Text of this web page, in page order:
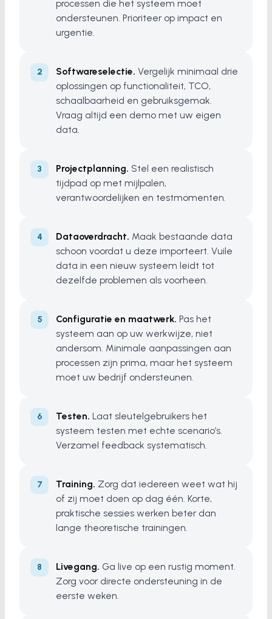
processen die het systeem moet
ondersteunen. Prioriteer op impact en
urgentie.
Softwareselectie. Vergelijk minimaal drie
oplossingen op functionaliteit, TCO,
schaalbaarheid en gebruiksgemak.
Vraag altijd een demo met uw eigen
data.
Projectplanning. Stel een realistisch
tijdpad op met mijlpalen,
verantwoordelijken en testmomenten.
Dataoverdracht. Maak bestaande data
schoon voordat u deze importeert. Vuile
data in een nieuw systeem leidt tot
dezelfde problemen als voorheen.
Configuratie en maatwerk. Pas het
systeem aan op uw werkwijze, niet
andersom. Minimale aanpassingen aan
processen zijn prima, maar het systeem
moet uw bedrijf ondersteunen.
Testen. Laat sleutelgebruikers het
systeem testen met echte scenario’s.
Verzamel feedback systematisch.
Training. Zorg dat iedereen weet wat hij
of zij moet doen op dag één. Korte,
praktische sessies werken beter dan
lange theoretische trainingen.
Livegang. Ga live op een rustig moment.
Zorg voor directe ondersteuning in de
eerste weken.